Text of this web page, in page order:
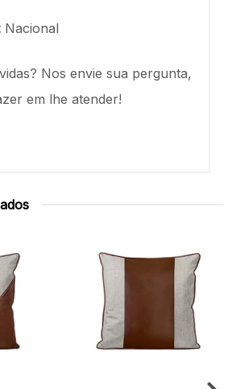
Nacional
Nos envie sua pergunta,
em lhe atender!